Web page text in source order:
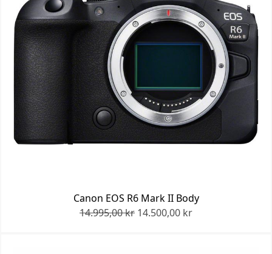
Canon EOS R6 Mark II Body
14.995,00 kr 14.500,00 kr